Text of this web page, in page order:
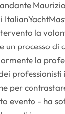
la
un processo di
la
professionisti
per
evento - ha